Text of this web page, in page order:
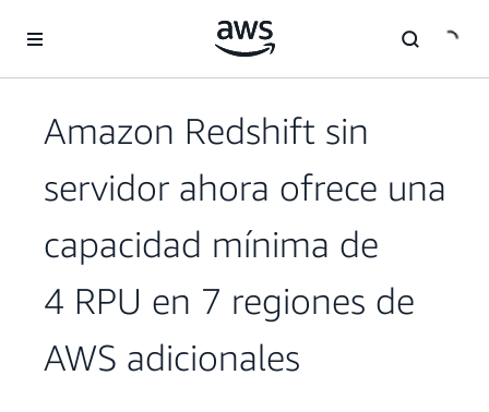
Amazon Redshift sin
servidor ahora ofrece una
capacidad mínima de
4 RPU en 7 regiones de
AWS adicionales